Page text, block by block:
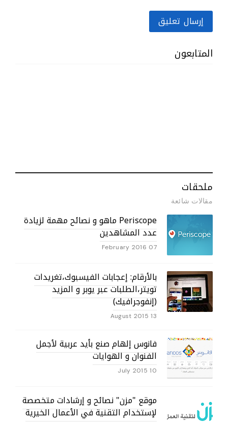
إرسال تعليق
المتابعون
ملحقات
مقالات شائعة
Periscope ماهو و نصائح مهمة لزيادة
عدد المشاهدين
07 February 2016
بالأرقام: إعجابات الفيسبوك،تغريدات
تويتر،الطلبات عبر يوبر و المزيد
(إنفوجرافيك)
13 August 2015
فانوس إلهام صنع بأيد عربية لأجمل
الفنوان و الهوايات
10 July 2015
موقع "مزن" نصائح و إرشادات متخصصة
لإستخدام التقنية في الأعمال الخيرية